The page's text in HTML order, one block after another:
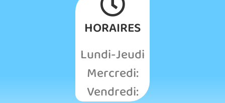
HORAIRES
Lundi-Jeudi
Mercredi:
Vendredi: